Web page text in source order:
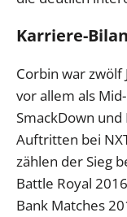
Karriere-
Corbin war zwölf
vor allem als
SmackDown
Auftritten bei
zählen der Sieg
Battle Royal
Bank Matches